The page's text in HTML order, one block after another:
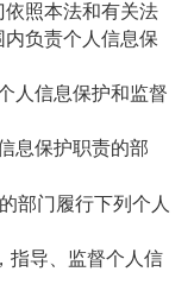
照本法和有关法
负责个人信息保
人信息保护和监督
息保护职责的部
部门履行下列个人
导、监督个人信